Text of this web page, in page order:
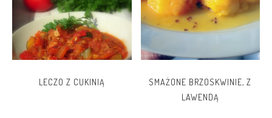
LECZO Z CUKINIĄ
SMAŻONE BRZOSKWINIE, Z
LAWENDĄ